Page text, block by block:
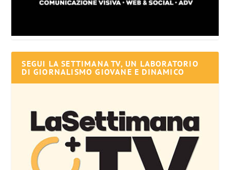
SEGUI LA SETTIMANA TV, UN LABORATORIO
DI GIORNALISMO GIOVANE E DINAMICO